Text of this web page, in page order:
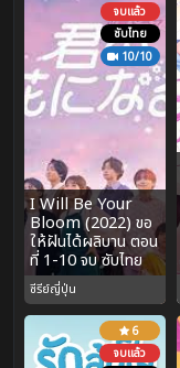
จบแล้ว
ซับไทย
10/10
I Will Be Your
Bloom (2022) ขอ
ให้ฝันได้ผลิบาน ตอน
ที่ 1-10 จบ ซับไทย
ซีรีย์ญี่ปุ่น
6
จบแล้ว